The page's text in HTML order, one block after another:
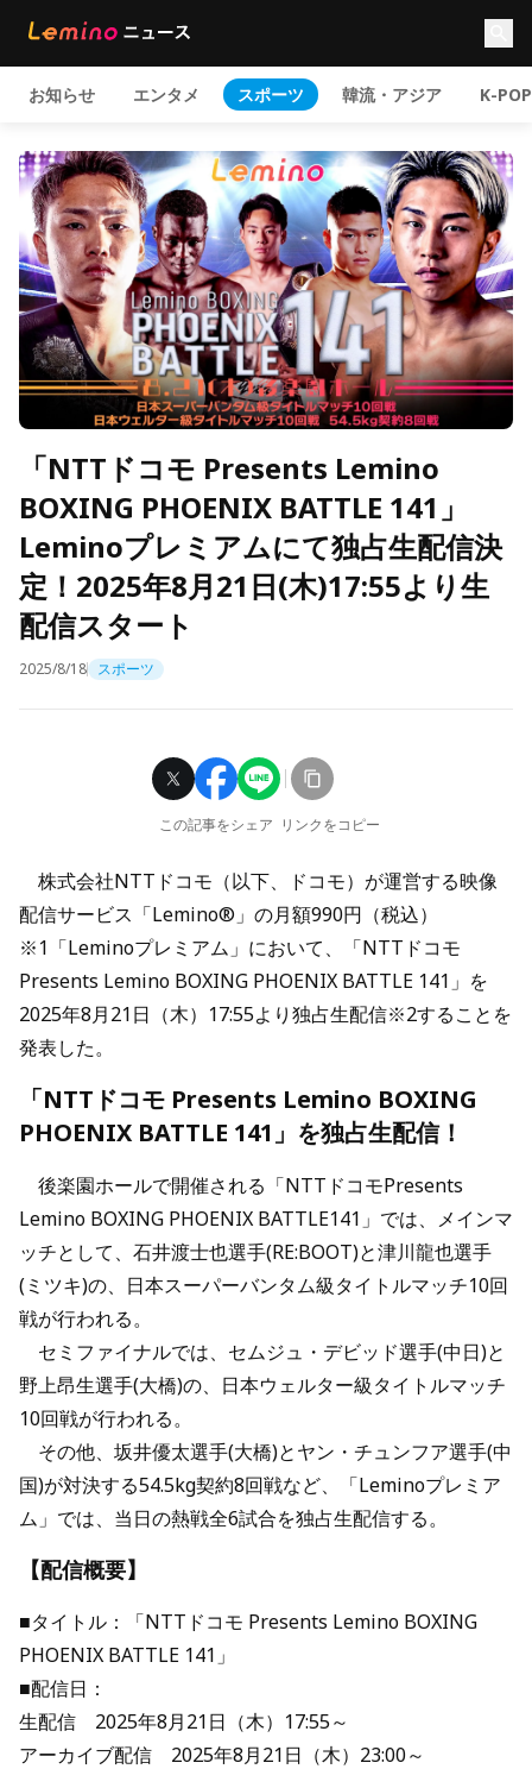
お知らせ エンタメ スポーツ 韓流・アジア K-POP
「NTTドコモ Presents Lemino
BOXING PHOENIX BATTLE 141」
Leminoプレミアムにて独占生配信決
定！2025年8月21日(木)17:55より生
配信スタート
2025/8/18 スポーツ
この記事をシェア リンクをコピー
株式会社NTTドコモ（以下、ドコモ）が運営する映像
配信サービス「Lemino®」の月額990円（税込）
※1「Leminoプレミアム」において、「NTTドコモ
Presents Lemino BOXING PHOENIX BATTLE 141」を
2025年8月21日（木）17:55より独占生配信※2することを
発表した。
「NTTドコモ Presents Lemino BOXING
PHOENIX BATTLE 141」を独占生配信！
後楽園ホールで開催される「NTTドコモPresents
Lemino BOXING PHOENIX BATTLE141」では、メインマ
ッチとして、石井渡士也選手(RE:BOOT)と津川龍也選手
(ミツキ)の、日本スーパーバンタム級タイトルマッチ10回
戦が行われる。
セミファイナルでは、セムジュ・デビッド選手(中日)と
野上昂生選手(大橋)の、日本ウェルター級タイトルマッチ
10回戦が行われる。
その他、坂井優太選手(大橋)とヤン・チュンフア選手(中
国)が対決する54.5kg契約8回戦など、「Leminoプレミア
ム」では、当日の熱戦全6試合を独占生配信する。
【配信概要】
■タイトル：「NTTドコモ Presents Lemino BOXING
PHOENIX BATTLE 141」
■配信日：
生配信 2025年8月21日（木）17:55～
アーカイブ配信 2025年8月21日（木）23:00～